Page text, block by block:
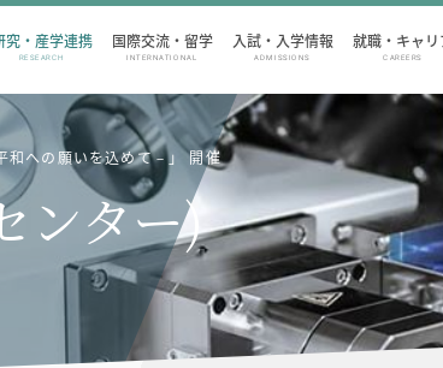
究・産学連携
RESEARCH
国際交流・留学
INTERNATIONAL
入試・入学情報
ADMISSIONS
就職・キャリ
CAREERS
和への願いを込めて－」 開催
ンター)